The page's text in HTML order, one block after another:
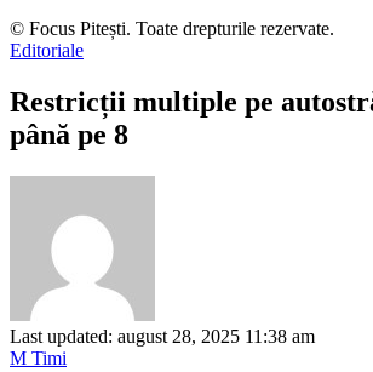
© Focus Pitești. Toate drepturile rezervate.
Editoriale
Restricții multiple pe
până pe 8
Last updated: august 28, 2025 11:38 am
M Timi